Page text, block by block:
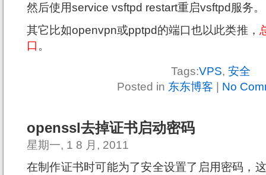
然后使用service vsftpd restart重启vsftpd服务。
其它比如openvpn或pptpd的端口也以此类推，
口 。
Tags:VPS, 安全
Posted in 东东博客 | No
openssl去掉证书启动密码
星期一, 1 8 月, 2011
在制作证书时可能为了安全设置了启用密码，